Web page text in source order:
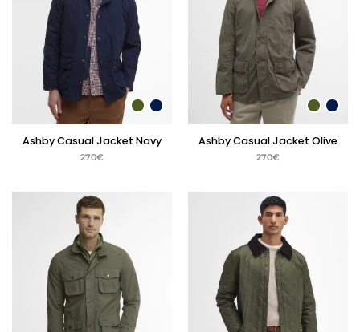
Ashby Casual Jacket Navy
270€
Ashby Casual Jacket Olive
270€